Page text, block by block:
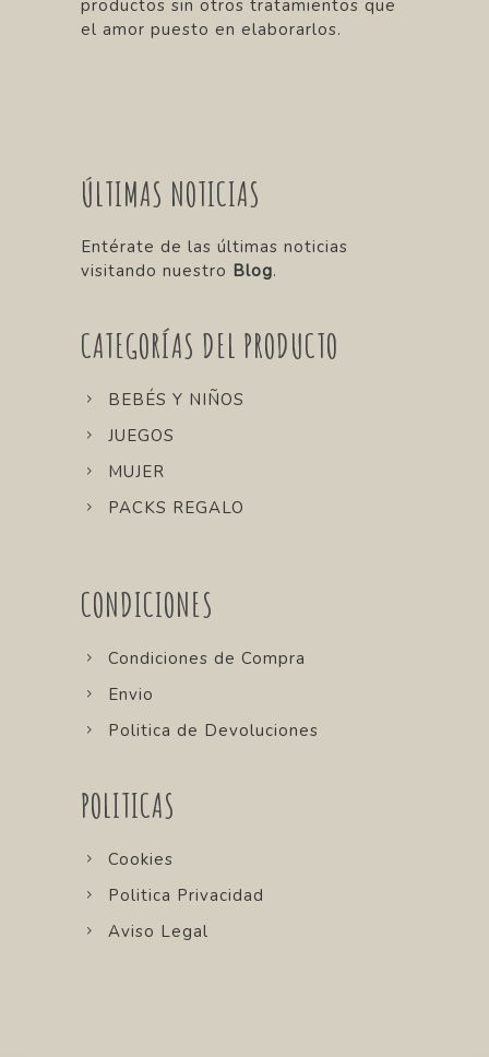
productos sin otros tratamientos que
el amor puesto en elaborarlos.
ÚLTIMAS NOTICIAS
Entérate de las últimas noticias
visitando nuestro Blog.
CATEGORÍAS DEL PRODUCTO
BEBÉS Y NIÑOS
JUEGOS
MUJER
PACKS REGALO
CONDICIONES
Condiciones de Compra
Envio
Politica de Devoluciones
POLITICAS
Cookies
Politica Privacidad
Aviso Legal